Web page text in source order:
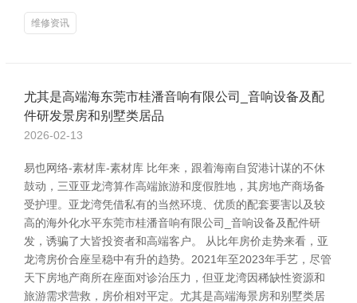
维修资讯
尤其是高端海东莞市桂潘音响有限公司_音响设备及配
件研发景房和别墅类居品
2026-02-13
易也网络-素材库-素材库 比年来，跟着海南自贸港计谋的不休
鼓动，三亚亚龙湾算作高端旅游和度假胜地，其房地产商场备
受护理。亚龙湾凭借私有的当然环境、优质的配套要害以及较
高的海外化水平东莞市桂潘音响有限公司_音响设备及配件研
发，诱骗了大皆投资者和高端客户。 从比年房价走势来看，亚
龙湾房价合座呈稳中有升的趋势。2021年至2023年手艺，尽管
天下房地产商所在座面对诊治压力，但亚龙湾因稀缺性资源和
旅游需求营救，房价相对平定。尤其是高端海景房和别墅类居